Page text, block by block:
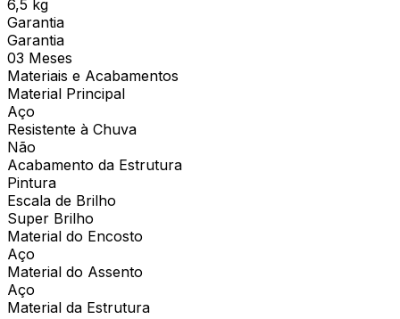
6,5 kg
Garantia
Garantia
03 Meses
Materiais e Acabamentos
Material Principal
Aço
Resistente à Chuva
Não
Acabamento da Estrutura
Pintura
Escala de Brilho
Super Brilho
Material do Encosto
Aço
Material do Assento
Aço
Material da Estrutura